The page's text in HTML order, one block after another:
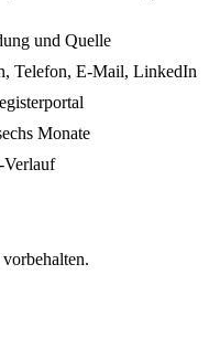
und Quelle
Telefon, E-Mail, LinkedIn
Monate
Verlauf